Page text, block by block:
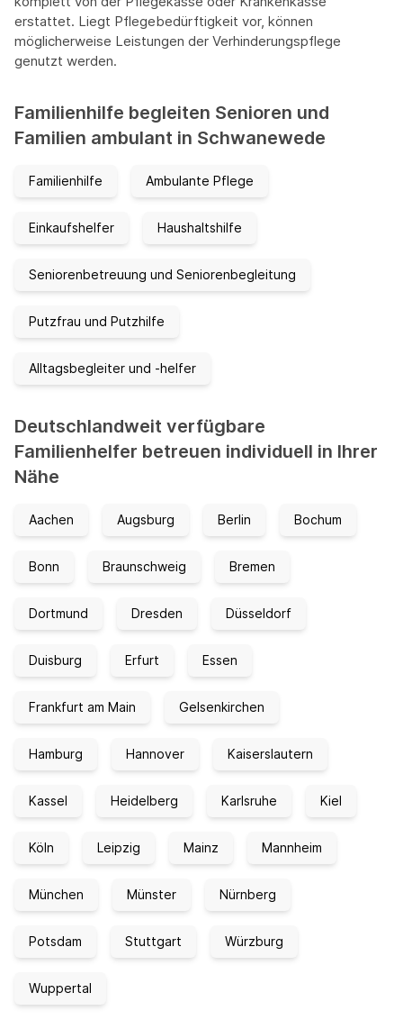
erstattet. Liegt Pflegebedürftigkeit vor, können
möglicherweise Leistungen der Verhinderungspflege
genutzt werden.
Familienhilfe begleiten Senioren und
Familien ambulant in Schwanewede
Familienhilfe Ambulante Pflege
Einkaufshelfer Haushaltshilfe
Seniorenbetreuung und Seniorenbegleitung
Putzfrau und Putzhilfe
Alltagsbegleiter und -helfer
Deutschlandweit verfügbare
Familienhelfer betreuen individuell in Ihrer
Nähe
Aachen Augsburg Berlin Bochum
Bonn Braunschweig Bremen
Dortmund Dresden Düsseldorf
Duisburg Erfurt Essen
Frankfurt am Main Gelsenkirchen
Hamburg Hannover Kaiserslautern
Kassel Heidelberg Karlsruhe Kiel
Köln Leipzig Mainz Mannheim
München Münster Nürnberg
Potsdam Stuttgart Würzburg
Wuppertal